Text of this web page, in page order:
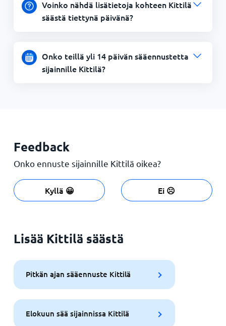
Voinko nähdä lisätietoja kohteen Kittilä
säästä tiettynä päivänä?
Onko teillä yli 14 päivän sääennustetta
sijainnille Kittilä?
Feedback
Onko ennuste sijainnille Kittilä oikea?
Kyllä 😀 Ei ☹️
Lisää Kittilä säästä
Pitkän ajan sääennuste Kittilä
Elokuun sää sijainnissa Kittilä